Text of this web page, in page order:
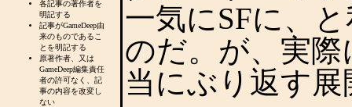
各記事の著作者を
明記する
記事がGameDeep由
来のものであるこ
とを明記する
原著作者、又は
GameDeep編集責任
者の許可なく、記
事の内容を改変し
ない
一気にSFに、
のだ。が、実
当にぶり返す